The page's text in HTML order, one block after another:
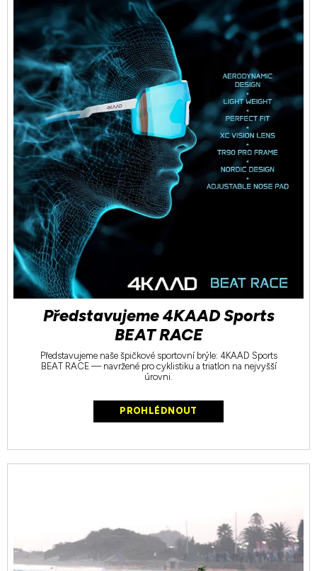
Představujeme 4KAAD Sports
BEAT RACE
Představujeme naše špičkové sportovní brýle: 4KAAD Sports
BEAT RACE — navržené pro cyklistiku a triatlon na nejvyšší
úrovni.
PROHLÉDNOUT